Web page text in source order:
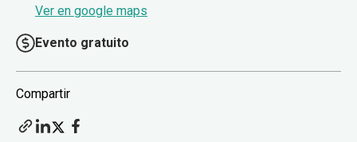
Ver en google maps
Evento gratuito
Compartir